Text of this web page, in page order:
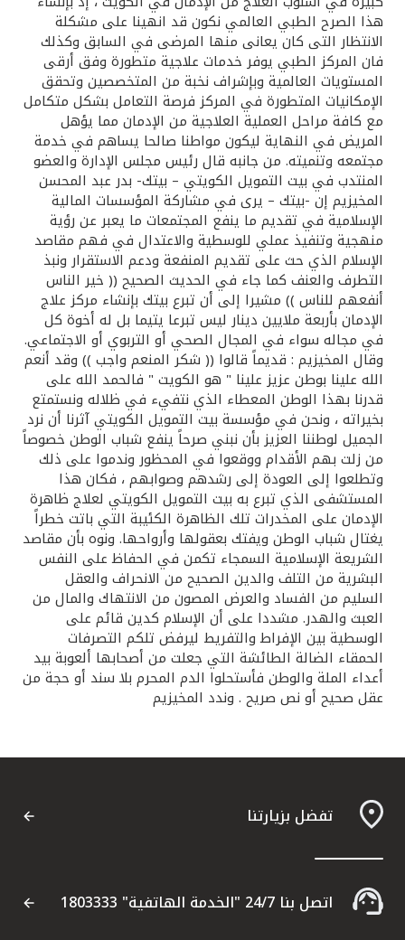
هذا الصرح الطبي العالمي نكون قد انهينا على مشكلة
الانتظار التى كان يعانى منها المرضى في السابق وكذلك
فان المركز الطبي يوفر خدمات علاجية متطورة وفق أرقى
المستويات العالمية وبإشراف نخبة من المتخصصين وتحقق
الإمكانيات المتطورة في المركز فرصة التعامل بشكل متكامل
مع كافة مراحل العملية العلاجية من الإدمان مما يؤهل
المريض في النهاية ليكون مواطنا صالحا يساهم في خدمة
مجتمعه وتنميته. من جانبه قال رئيس مجلس الإدارة والعضو
المنتدب في بيت التمويل الكويتي – بيتك- بدر عبد المحسن
المخيزيم إن -بيتك – يرى في مشاركة المؤسسات المالية
الإسلامية في تقديم ما ينفع المجتمعات ما يعبر عن رؤية
منهجية وتنفيذ عملي للوسطية والاعتدال في فهم مقاصد
الإسلام الذي حث على تقديم المنفعة ودعم الاستقرار ونبذ
التطرف والعنف كما جاء في الحديث الصحيح (( خير الناس
أنفعهم للناس )) مشيرا إلى أن تبرع بيتك بإنشاء مركز علاج
الإدمان بأربعة ملايين دينار ليس تبرعا يتيما بل له أخوة كل
في مجاله سواء في المجال الصحي أو التربوي أو الاجتماعي.
وقال المخيزيم : قديماً قالوا (( شكر المنعم واجب )) وقد أنعم
الله علينا بوطن عزيز علينا " هو الكويت " فالحمد الله على
قدرنا بهذا الوطن المعطاء الذي نتفيء في ظلاله ونستمتع
بخيراته ، ونحن في مؤسسة بيت التمويل الكويتي آثرنا أن نرد
الجميل لوطننا العزيز بأن نبني صرحاً ينفع شباب الوطن خصوصاً
من زلت بهم الأقدام ووقعوا في المحظور وندموا على ذلك
وتطلعوا إلى العودة إلى رشدهم وصوابهم ، فكان هذا
المستشفى الذي تبرع به بيت التمويل الكويتي لعلاج ظاهرة
الإدمان على المخدرات تلك الظاهرة الكئيبة التي باتت خطراً
يغتال شباب الوطن ويفتك بعقولها وأرواحها. ونوه بأن مقاصد
الشريعة الإسلامية السمجاء تكمن في الحفاظ على النفس
البشرية من التلف والدين الصحيح من الانحراف والعقل
السليم من الفساد والعرض المصون من الانتهاك والمال من
العبث والهدر. مشددا على أن الإسلام كدين قائم على
الوسطية بين الإفراط والتفريط ليرفض تلكم التصرفات
الحمقاء الضالة الطائشة التي جعلت من أصحابها ألعوبة بيد
أعداء الملة والوطن فأستحلوا الدم المحرم بلا سند أو حجة من
عقل صحيح أو نص صريح . وندد المخيزيم
تفضل بزيارتنا
اتصل بنا 24/7 "الخدمة الهاتفية" 1803333